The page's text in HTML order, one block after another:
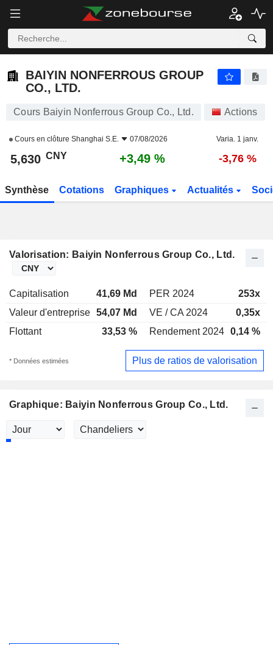
BAIYIN NONFERROUS GROUP
CO., LTD.
Cours Baiyin Nonferrous Group Co., Ltd. Actions
Cours en clôture Shanghai S.E. 07/08/2026 Varia. 1 janv.
5,630 CNY +3,49 % -3,76 %
Synthèse Cotations Graphiques Actualités
Valorisation: Baiyin Nonferrous Group Co., Ltd.
Capitalisation 41,69 Md PER 2024 253x
Valeur d'entreprise 54,07 Md VE / CA 2024 0,35x
Flottant
33,53 % Rendement 2024 0,14 %
* Données estimées Plus de ratios de valorisation
Graphique: Baiyin Nonferrous Group Co., Ltd.